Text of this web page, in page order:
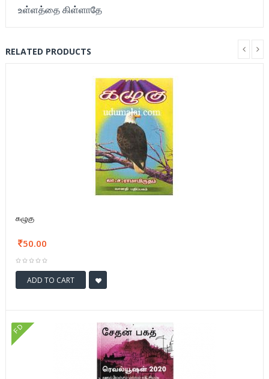
உள்ளத்தை கிள்ளாதே
RELATED PRODUCTS
கழுகு
50.00
ADD TO CART
FD